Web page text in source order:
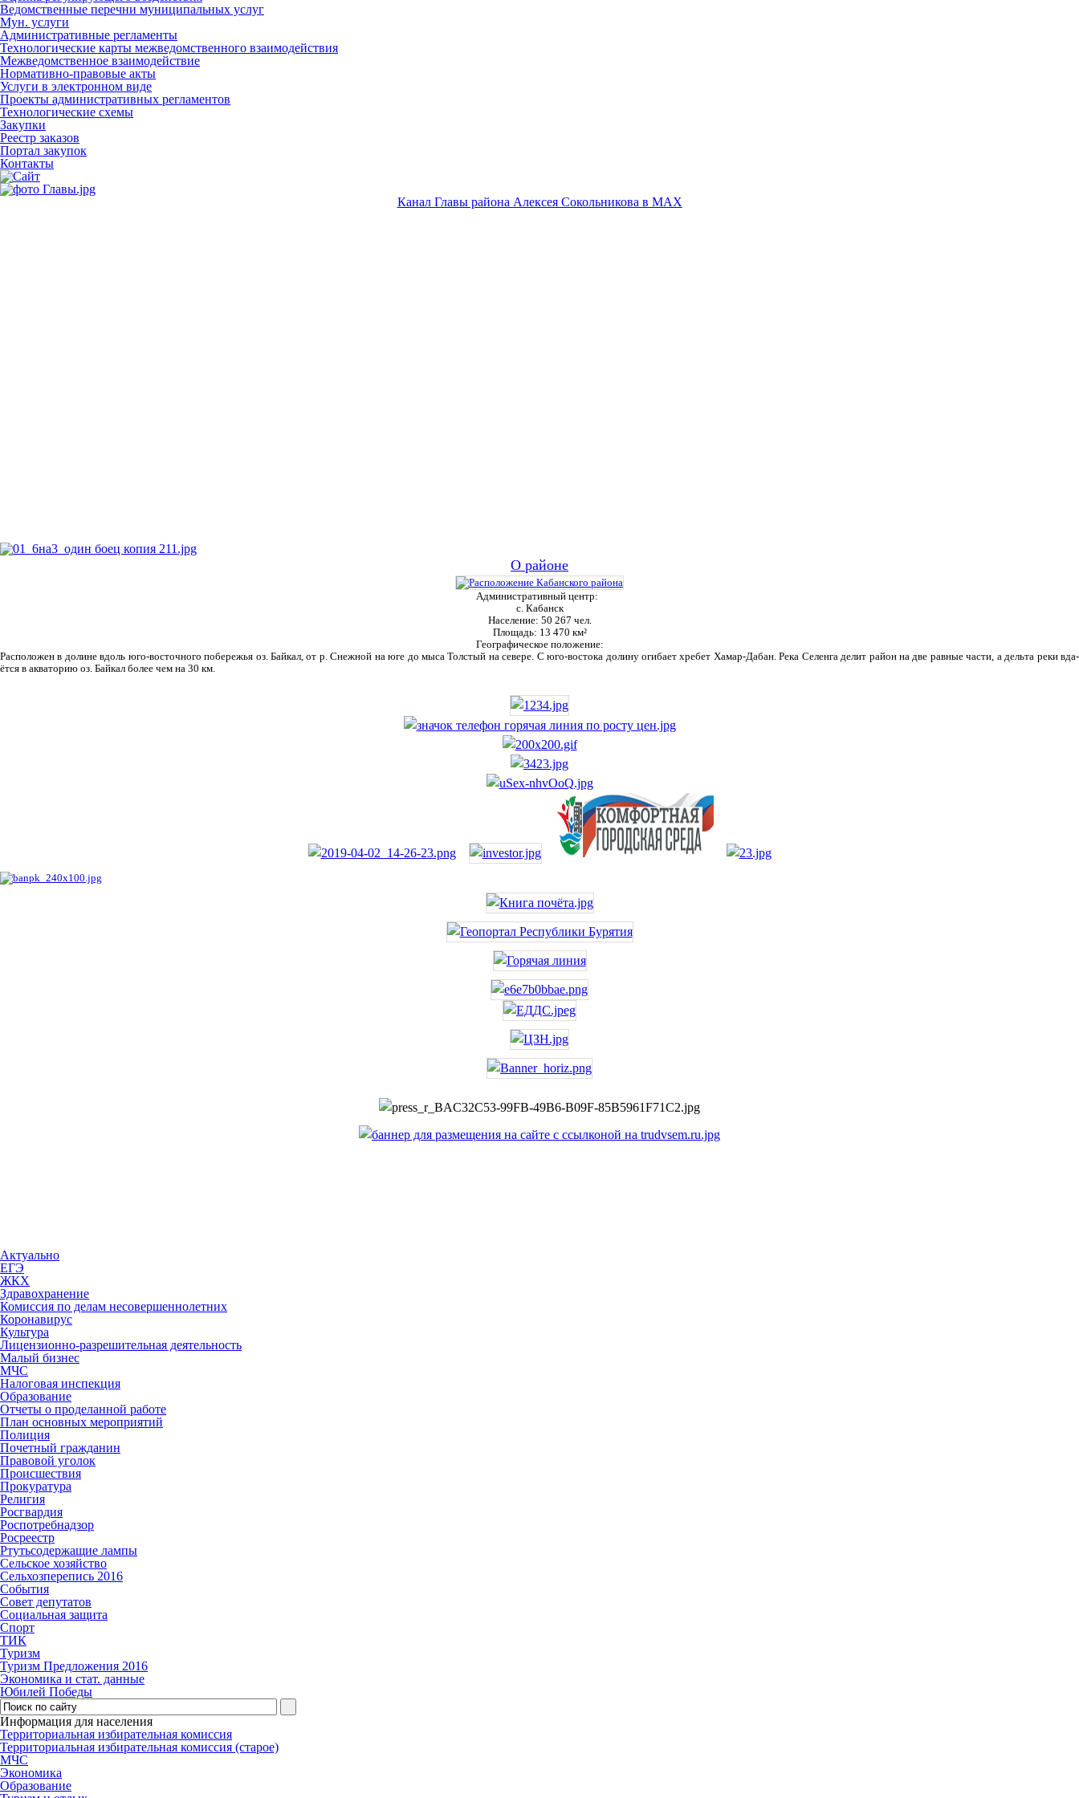
Ведомственные перечни муниципальных услуг
Мун. услуги
Административные регламенты
Технологические карты межведомственного взаимодействия
Межведомственное взаимодействие
Нормативно-правовые акты
Услуги в электронном виде
Проекты административных регламентов
Технологические схемы
Закупки
Реестр заказов
Портал закупок
Контакты
Канал Главы района Алексея Сокольникова в MAX
О районе
Административный центр:
с. Кабанск
Население: 50 267 чел.
Площадь: 13 470 км²
Географическое положение:
Рас­положен в долине вдоль юго-восточного побережья оз. Байкал, от р. Снежной на юге до мыса Толстый на севере. С юго-востока долину огибает хребет Хамар-Дабан. Река Селенга делит район на две равные части, а дельта реки вда­
ётся в акваторию оз. Байкал более чем на 30 км.
Актуально
ЕГЭ
ЖКХ
Здравохранение
Комиссия по делам несовершеннолетних
Коронавирус
Культура
Лицензионно-разрешительная деятельность
Малый бизнес
МЧС
Налоговая инспекция
Образование
Отчеты о проделанной работе
План основных мероприятий
Полиция
Почетный гражданин
Правовой уголок
Происшествия
Прокуратура
Религия
Росгвардия
Роспотребнадзор
Росреестр
Ртутьсодержащие лампы
Сельское хозяйство
Сельхозперепись 2016
События
Совет депутатов
Социальная защита
Спорт
ТИК
Туризм
Туризм Предложения 2016
Экономика и стат. данные
Юбилей Победы
Информация для населения
Территориальная избирательная комиссия
Территориальная избирательная комиссия (старое)
МЧС
Экономика
Образование